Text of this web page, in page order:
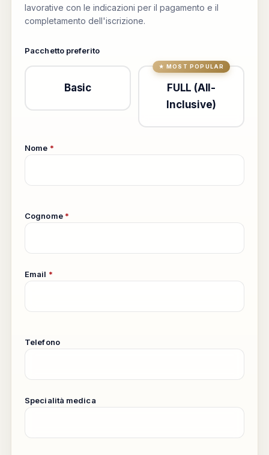
lavorative con le indicazioni per il pagamento e il
completamento dell'iscrizione.
Pacchetto preferito
Basic
FULL (All-
Inclusive)
Nome *
Cognome *
Email *
Telefono
Specialità medica